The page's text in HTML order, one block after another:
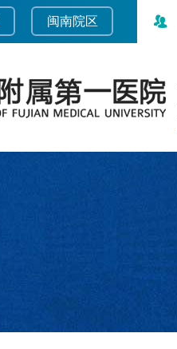
闽南院区